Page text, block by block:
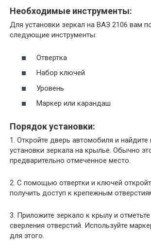
Необходимые инструменты:
Для установки зеркал на ВАЗ 2106 вам
следующие инструменты:
Отвертка
Набор ключей
Уровень
Маркер или карандаш
Порядок установки:
1. Откройте дверь автомобиля и
установки зеркала на крылье. Обычно
предварительно отмеченное место.
2. С помощью отвертки и ключей
получить доступ к крепежным
3. Приложите зеркало к крылу и
сверления отверстий. Используйте
для этого.